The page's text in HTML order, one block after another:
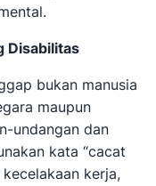
Disabilitas
bukan manusia
maupun
undangan dan
kata “cacat
kerja,